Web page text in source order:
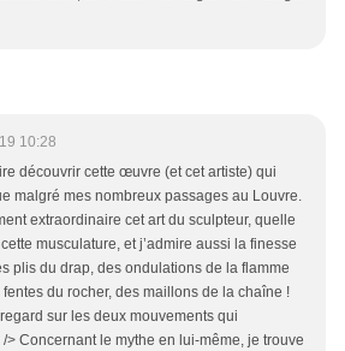
10:28
découvrir cette œuvre (et cet artiste) qui
malgré mes nombreux passages au Louvre.
extraordinaire cet art du sculpteur, quelle
musculature, et j’admire aussi la finesse
plis du drap, des ondulations de la flamme
du rocher, des maillons de la chaîne !
sur les deux mouvements qui
/> Concernant le mythe en lui-même, je trouve